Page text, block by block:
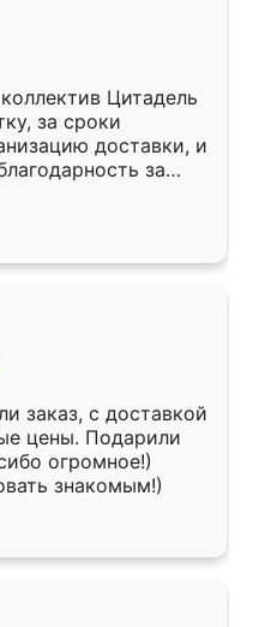
Цитадель
за сроки
доставки, и
за
за два дня 70 кв,
заказ, с доставкой
цены. Подарили
огромное!)
знакомым!)